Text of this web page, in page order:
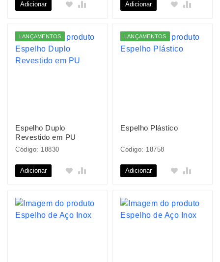
Adicionar Adicionar
LANÇAMENTOS
Espelho Duplo
Revestido em PU
Código: 18830
Adicionar
LANÇAMENTOS
Espelho Plástico
Código: 18758
Adicionar